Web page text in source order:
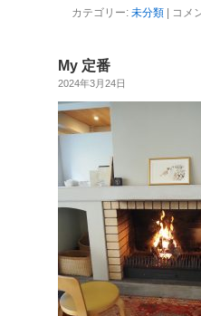
カテゴリー: 未分類| コメ
My 定番
2024年3月24日